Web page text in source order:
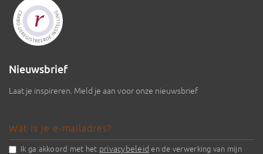
Nieuwsbrief
Laat je inspireren. Meld je aan voor onze nieuwsbrief
Ik ga akkoord met het privacybeleid en de verwerking van mijn